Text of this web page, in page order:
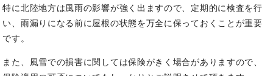
特に北陸地方は風雨の影響が強く出ますので、定期的に検査を行
い、雨漏りになる前に屋根の状態を万全に保っておくことが重要
です。
また、風雪での損害に関しては保険がきく場合がありますので、